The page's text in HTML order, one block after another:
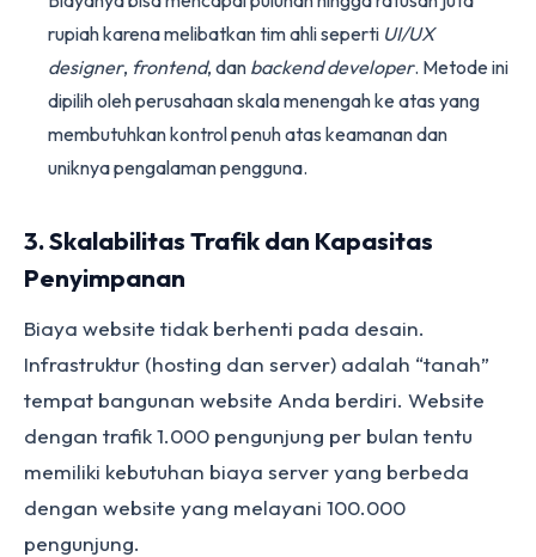
rupiah karena melibatkan tim ahli seperti UI/UX
designer, frontend, dan backend developer. Metode ini
dipilih oleh perusahaan skala menengah ke atas yang
membutuhkan kontrol penuh atas keamanan dan
uniknya pengalaman pengguna.
3. Skalabilitas Trafik dan Kapasitas
Penyimpanan
Biaya website tidak berhenti pada desain.
Infrastruktur (hosting dan server) adalah “tanah”
tempat bangunan website Anda berdiri. Website
dengan trafik 1.000 pengunjung per bulan tentu
memiliki kebutuhan biaya server yang berbeda
dengan website yang melayani 100.000
pengunjung.